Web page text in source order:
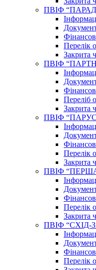
ПВІФ
Перелік
Закрита
ПВІФ
Переліб
Закрита
ПВІФ
Перелік
Закрита
ПВІФ
Перелік
Закрита
ПВІФ “СХІД-
Перелік